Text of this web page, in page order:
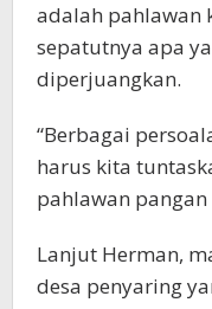
adalah pahlawan
sepatutnya apa
diperjuangkan.
“Berbagai
harus kita
pahlawan pangan
Lanjut Herman,
desa penyaring